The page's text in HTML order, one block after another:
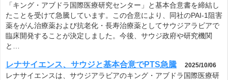
「キング・アブドラ国際医療研究センター」と基本合意書を締結し
たことを受けて急騰しています。この合意により、同社のPAI-1阻害
薬をがん治療薬および抗老化・長寿治療薬としてサウジアラビアで
臨床開発することが決定しました。今後、サウジ政府や研究機関
と…
レナサイエンス、サウジと基本合意でPTS急騰 2025/10/06
レナサイエンスは、サウジアラビアのキング・アブドラ国際医療研